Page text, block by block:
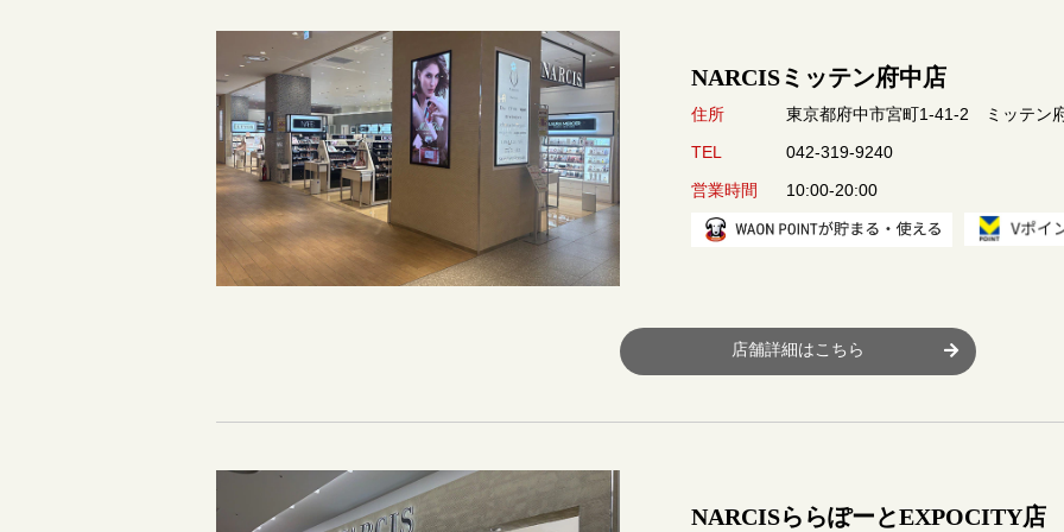
NARCISミッテン府中店
住所 東京都府中市宮町1-41-2 ミッテン
TEL 042-319-9240
営業時間 10:00-20:00
店舗詳細はこちら
NARCISららぽーとEXPOCITY店